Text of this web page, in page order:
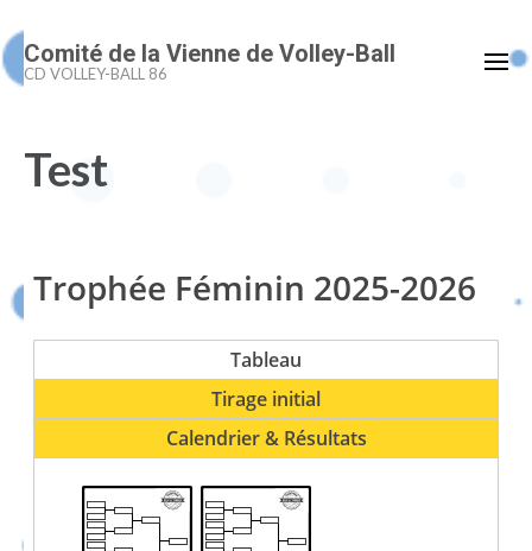
Aller
au
Entrée)
Comité de la Vienne de Volley-Ball
CD VOLLEY-BALL 86
Test
Trophée Féminin 2025-2026
Tableau
Tirage initial
Calendrier & Résultats